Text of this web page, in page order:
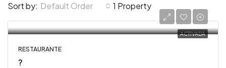
1 Property
Sort by: Default Order
ACTIVADA
RESTAURANTE
?